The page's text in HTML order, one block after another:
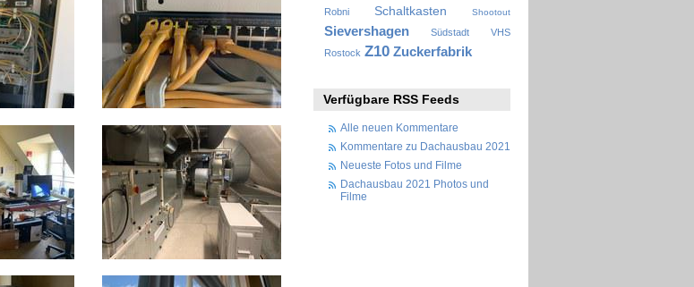
Robni
Schaltkasten Shootout
Sievershagen Südstadt
VHS
Rostock Z10 Zuckerfabrik
Verfügbare RSS Feeds
Alle neuen Kommentare
Kommentare zu Dachausbau 2021
Neueste Fotos und Filme
Dachausbau 2021 Photos und
Filme